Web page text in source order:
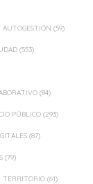
AUTOGESTIÓN (59)
(553)
(84)
PÚBLICO (293)
(87)
(79)
TERRITORIO (61)